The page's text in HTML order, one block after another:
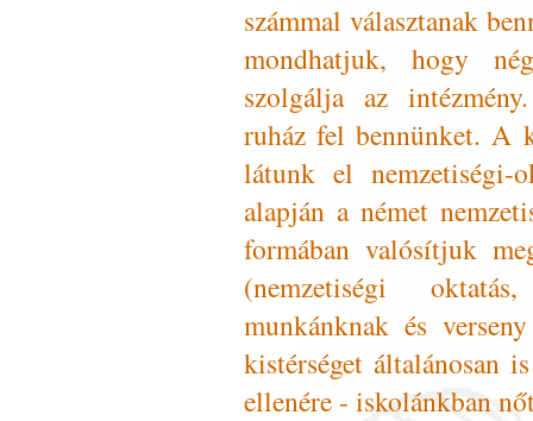
számmal választanak
mondhatjuk, hogy
szolgálja az
ruház fel bennünket. A
látunk el nemzetiségi-
alapján a német
formában valósítjuk
(nemzetiségi
munkánknak és
kistérséget általánosan
ellenére - iskolánkban